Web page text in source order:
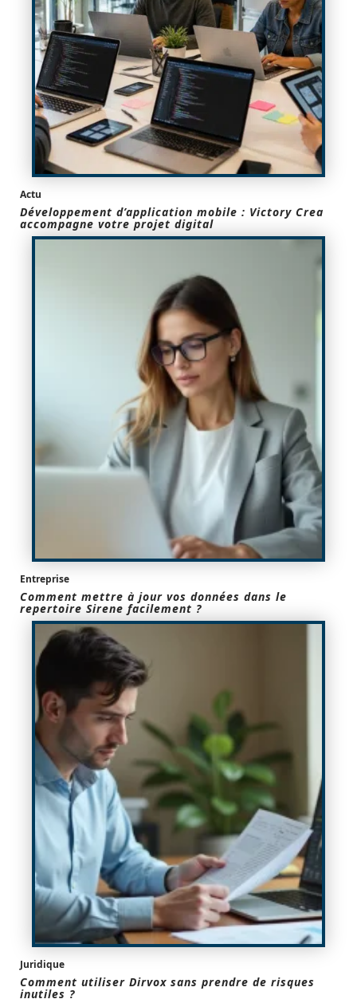
Actu
Développement d’application mobile : Victory Crea
accompagne votre projet digital
Entreprise
Comment mettre à jour vos données dans le
repertoire Sirene facilement ?
Juridique
Comment utiliser Dirvox sans prendre de risques
inutiles ?